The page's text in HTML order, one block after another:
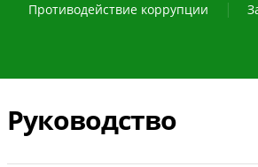
Противодействие коррупции
Руководство